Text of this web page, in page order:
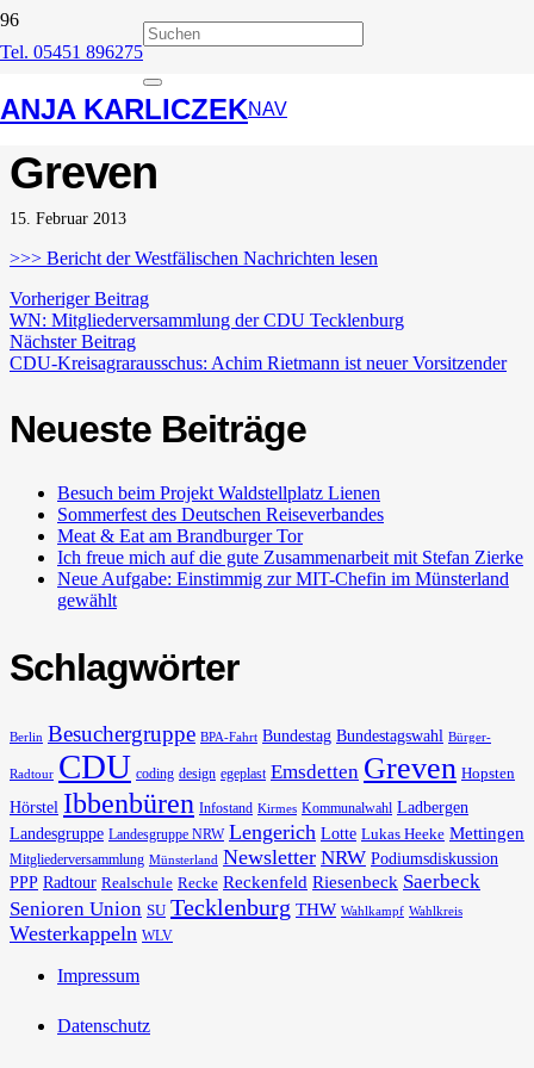
Tel. 05451 896275
ANJA KARLICZEKNAV
WN: Anja Karliczek im
Interview – Sie zählt auf
Greven
15. Februar 2013
>>> Bericht der Westfälischen Nachrichten lesen
Vorheriger Beitrag
WN: Mitgliederversammlung der CDU Tecklenburg
Nächster Beitrag
CDU-Kreisagrarausschus: Achim Rietmann ist neuer Vorsitzender
Neueste Beiträge
Besuch beim Projekt Waldstellplatz Lienen
Sommerfest des Deutschen Reiseverbandes
Meat & Eat am Brandburger Tor
Ich freue mich auf die gute Zusammenarbeit mit Stefan Zierke
Neue Aufgabe: Einstimmig zur MIT-Chefin im Münsterland
gewählt
Schlagwörter
Berlin Besuchergruppe BPA-Fahrt Bundestag Bundestagswahl Bürger-
Radtour CDU coding design egeplast Emsdetten Greven Hopsten
Hörstel Ibbenbüren Infostand Kirmes Kommunalwahl Ladbergen
Landesgruppe Landesgruppe NRW Lengerich Lotte Lukas Heeke Mettingen
Mitgliederversammlung Münsterland Newsletter NRW Podiumsdiskussion
PPP Radtour Realschule Recke Reckenfeld Riesenbeck Saerbeck
Senioren Union SU Tecklenburg THW Wahlkampf Wahlkreis
Westerkappeln WLV
Impressum
Datenschutz